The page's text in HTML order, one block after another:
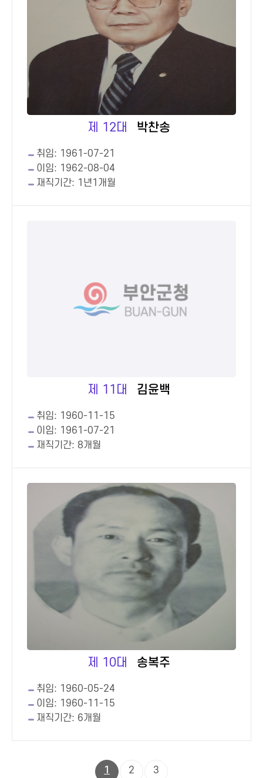
제 12대 박찬송
취임: 1961-07-21
이임: 1962-08-04
재직기간: 1년1개월
제 11대 김윤백
취임: 1960-11-15
이임: 1961-07-21
재직기간: 8개월
제 10대 송복주
취임: 1960-05-24
이임: 1960-11-15
재직기간: 6개월
1 2 3